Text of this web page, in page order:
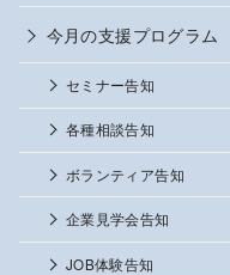
今月の支援プログラム
セミナー告知
各種相談告知
ボランティア告知
企業見学会告知
JOB体験告知